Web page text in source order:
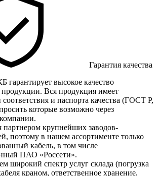
Гарантия качества
гарантирует высокое качество
продукции. Вся продукция имеет
и паспорта качества (ГОСТ Р,
которые возможно через
партнером крупнейших заводов-
поэтому в нашем ассортименте только
кабель, в том числе
ПАО «Россети».
широкий спектр услуг склада (погрузка
краном, ответственное хранение,